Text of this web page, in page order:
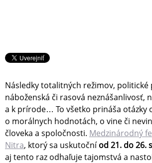
Následky totalitných režimov, politické
náboženská či rasová neznášanlivosť,
a k prírode… To všetko prináša otázky
o morálnych hodnotách, o vine či
človeka a spoločnosti. Medzinárodný
Nitra, ktorý sa uskutočníod 21. do 26.
aj tento raz odhaľuje tajomstvá a